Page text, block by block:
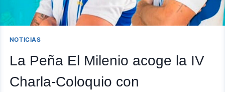
NOTICIAS
La Peña El Milenio acoge la IV
Charla-Coloquio con